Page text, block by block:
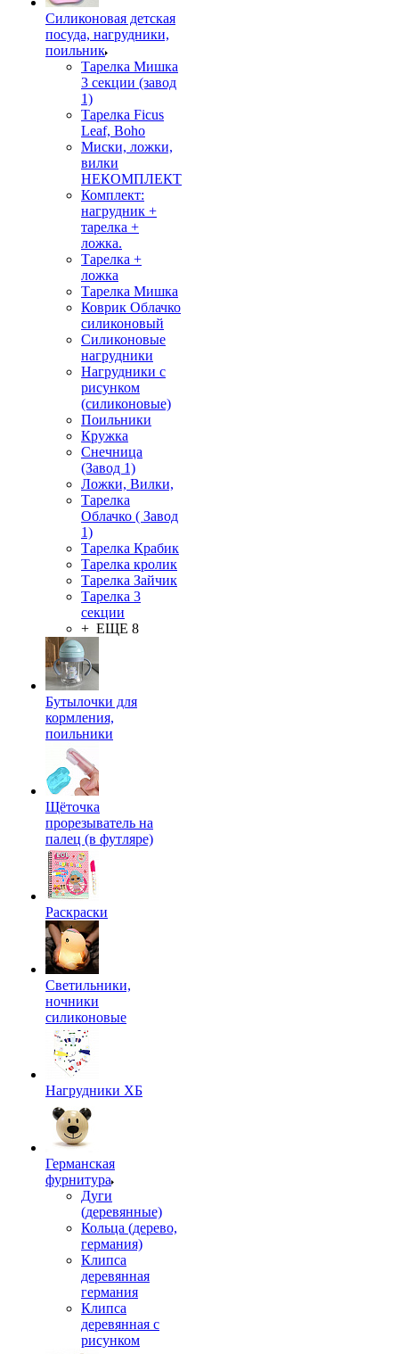
Силиконовая детская
посуда, нагрудники,
поильник
Тарелка Мишка
3 секции (завод
1)
Тарелка Ficus
Leaf, Boho
Миски, ложки,
вилки
НЕКОМПЛЕКТ
Комплект:
нагрудник +
тарелка +
ложка.
Тарелка +
ложка
Тарелка Мишка
Коврик Облачко
силиконовый
Силиконовые
нагрудники
Нагрудники с
рисунком
(силиконовые)
Поильники
Кружка
Снечница
(Завод 1)
Ложки, Вилки,
Тарелка
Облачко ( Завод
1)
Тарелка Крабик
Тарелка кролик
Тарелка Зайчик
Тарелка 3
секции
+ ЕЩЕ 8
Бутылочки для
кормления,
поильники
Щёточка
прорезыватель на
палец (в футляре)
Раскраски
Светильники,
ночники
силиконовые
Нагрудники ХБ
Германская
фурнитура
Дуги
(деревянные)
Кольца (дерево,
германия)
Клипса
деревянная
германия
Клипса
деревянная с
рисунком